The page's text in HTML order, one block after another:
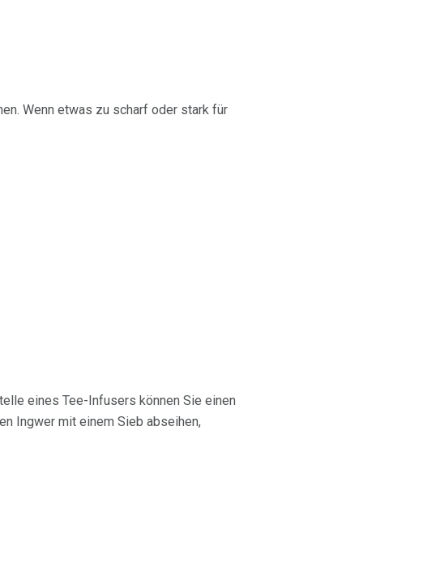
Wenn etwas zu scharf oder stark für
eines Tee-Infusers können Sie einen
Ingwer mit einem Sieb abseihen,